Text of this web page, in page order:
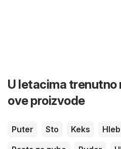
U letacima trenutno
ove proizvode
Puter Sto Keks Hleb